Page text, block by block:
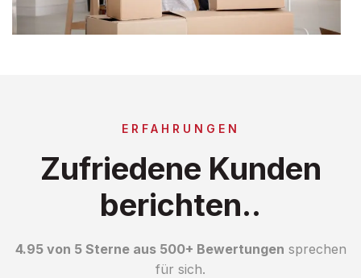
ERFAHRUNGEN
Zufriedene Kunden
berichten..
4.95 von 5 Sterne aus 500+ Bewertungen sprechen
für sich.